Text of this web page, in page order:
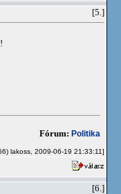
[5.]
Fórum: Politika
lakoss, 2009-06-19 21:33:11]
[6.]